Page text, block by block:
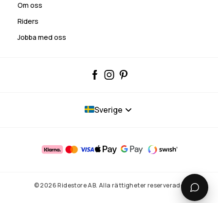
Om oss
Riders
Jobba med oss
Sverige
© 2026 Ridestore AB. Alla rättigheter reserverade